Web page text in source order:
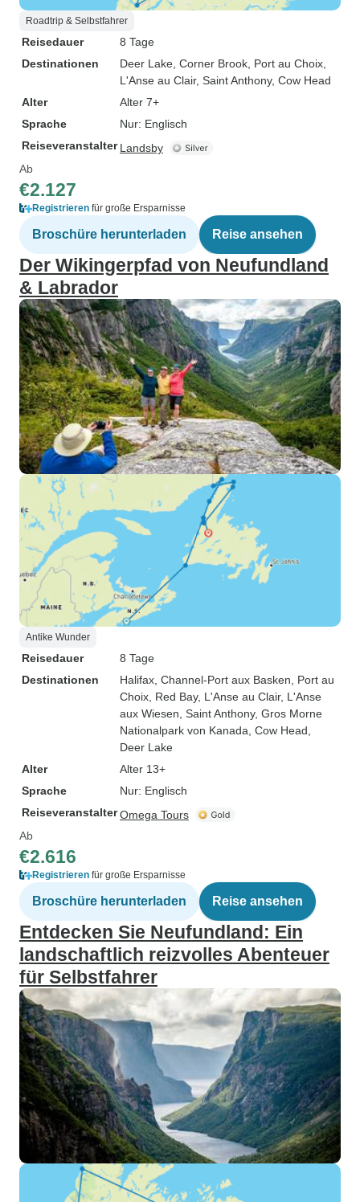
Roadtrip & Selbstfahrer
Reisedauer
8 Tage
Destinationen
Deer Lake , Corner Brook , Port au Choix
L'Anse au Clair, Saint Anthony, Cow Head
Alter
Alter 7+
Sprache
Nur: Englisch
Reiseveranstalter Landsby
Ab
€2.127
Registrieren für große Ersparnisse
Broschüre herunterladen Reise ansehen
Der Wikingerpfad von Neufundland
& Labrador
Antike Wunder
Reisedauer
8 Tage
Destinationen
Halifax , Channel-Port aux Basken , Port au
Choix , Red Bay, L'Anse au Clair, L'Anse
aux Wiesen , Saint Anthony, Gros Morne
Nationalpark von Kanada , Cow Head
Deer Lake
Alter
Alter 13+
Sprache
Nur: Englisch
ReiseveranstalterOmega Tours
Ab
€2.616
Registrieren für große Ersparnisse
Broschüre herunterladen Reise ansehen
Entdecken Sie Neufundland: Ein
landschaftlich reizvolles Abenteuer
für Selbstfahrer